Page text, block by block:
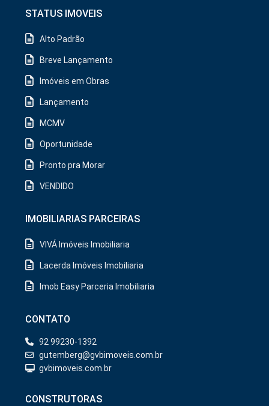
STATUS IMOVEIS
Alto Padrão
Breve Lançamento
Imóveis em Obras
Lançamento
MCMV
Oportunidade
Pronto pra Morar
VENDIDO
IMOBILIARIAS PARCEIRAS
VIVÁ Imóveis Imobiliaria
Lacerda Imóveis Imobiliaria
Imob Easy Parceria Imobiliaria
CONTATO
92 99230-1392
gutemberg@gvbimoveis.com.br
gvbimoveis.com.br
CONSTRUTORAS